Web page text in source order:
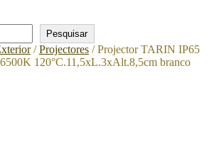
Pesquisar
/Projectores / Projector TARIN IP65
120°C.11,5xL.3xAlt.8,5cm branco